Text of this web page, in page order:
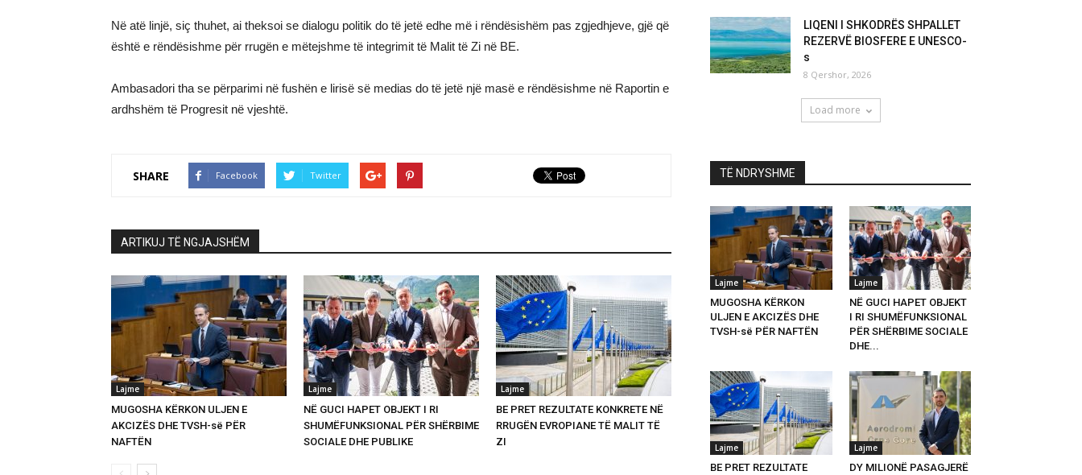
Në atë linjë, siç thuhet, ai theksoi se dialogu politik do të jetë edhe më i rëndësishëm pas zgjedhjeve, gjë që
është e rëndësishme për rrugën e mëtejshme të integrimit të Malit të Zi në BE.
Ambasadori tha se përparimi në fushën e lirisë së medias do të jetë një masë e rëndësishme në Raportin e
ardhshëm të Progresit në vjeshtë.
SHARE Facebook Twitter
ARTIKUJ TË NGJAJSHËM
Lajme
MUGOSHA KËRKON ULJEN E
AKCIZËS DHE TVSH-së PËR
NAFTËN
Lajme
NË GUCI HAPET OBJEKT I RI
SHUMËFUNKSIONAL PËR SHËRBIME
SOCIALE DHE PUBLIKE
Lajme
BE PRET REZULTATE KONKRETE NË
RRUGËN EVROPIANE TË MALIT TË
ZI
LIQENI I SHKODRËS SHPALLET
REZERVË BIOSFERE E UNESCO-
s
8 Qershor, 2026
Load more
TË NDRYSHME
Lajme
MUGOSHA KËRKON
ULJEN E AKCIZËS DHE
TVSH-së PËR NAFTËN
Lajme
NË GUCI HAPET OBJEKT
I RI SHUMËFUNKSIONAL
PËR SHËRBIME SOCIALE
DHE...
Lajme
BE PRET REZULTATE
Lajme
DY MILIONË PASAGJERË